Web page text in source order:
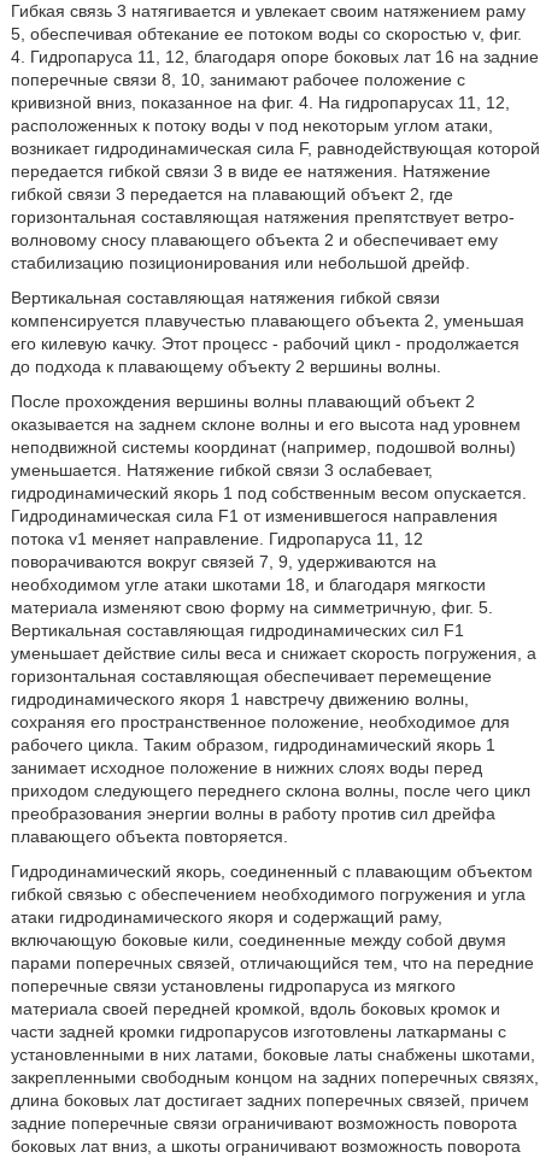
Гибкая связь 3 натягивается и увлекает своим натяжением раму
5, обеспечивая обтекание ее потоком воды со скоростью v, фиг.
4. Гидропаруса 11, 12, благодаря опоре боковых лат 16 на задние
поперечные связи 8, 10, занимают рабочее положение с
кривизной вниз, показанное на фиг. 4. На гидропарусах 11, 12,
расположенных к потоку воды v под некоторым углом атаки,
возникает гидродинамическая сила F, равнодействующая которой
передается гибкой связи 3 в виде ее натяжения. Натяжение
гибкой связи 3 передается на плавающий объект 2, где
горизонтальная составляющая натяжения препятствует ветро-
волновому сносу плавающего объекта 2 и обеспечивает ему
стабилизацию позиционирования или небольшой дрейф.
Вертикальная составляющая натяжения гибкой связи
компенсируется плавучестью плавающего объекта 2, уменьшая
его килевую качку. Этот процесс - рабочий цикл - продолжается
до подхода к плавающему объекту 2 вершины волны.
После прохождения вершины волны плавающий объект 2
оказывается на заднем склоне волны и его высота над уровнем
неподвижной системы координат (например, подошвой волны)
уменьшается. Натяжение гибкой связи 3 ослабевает,
гидродинамический якорь 1 под собственным весом опускается.
Гидродинамическая сила F1 от изменившегося направления
потока v1 меняет направление. Гидропаруса 11, 12
поворачиваются вокруг связей 7, 9, удерживаются на
необходимом угле атаки шкотами 18, и благодаря мягкости
материала изменяют свою форму на симметричную, фиг. 5.
Вертикальная составляющая гидродинамических сил F1
уменьшает действие силы веса и снижает скорость погружения, а
горизонтальная составляющая обеспечивает перемещение
гидродинамического якоря 1 навстречу движению волны,
сохраняя его пространственное положение, необходимое для
рабочего цикла. Таким образом, гидродинамический якорь 1
занимает исходное положение в нижних слоях воды перед
приходом следующего переднего склона волны, после чего цикл
преобразования энергии волны в работу против сил дрейфа
плавающего объекта повторяется.
Гидродинамический якорь, соединенный с плавающим объектом
гибкой связью с обеспечением необходимого погружения и угла
атаки гидродинамического якоря и содержащий раму,
включающую боковые кили, соединенные между собой двумя
парами поперечных связей, отличающийся тем, что на передние
поперечные связи установлены гидропаруса из мягкого
материала своей передней кромкой, вдоль боковых кромок и
части задней кромки гидропарусов изготовлены латкарманы с
установленными в них латами, боковые латы снабжены шкотами,
закрепленными свободным концом на задних поперечных связях,
длина боковых лат достигает задних поперечных связей, причем
задние поперечные связи ограничивают возможность поворота
боковых лат вниз, а шкоты ограничивают возможность поворота